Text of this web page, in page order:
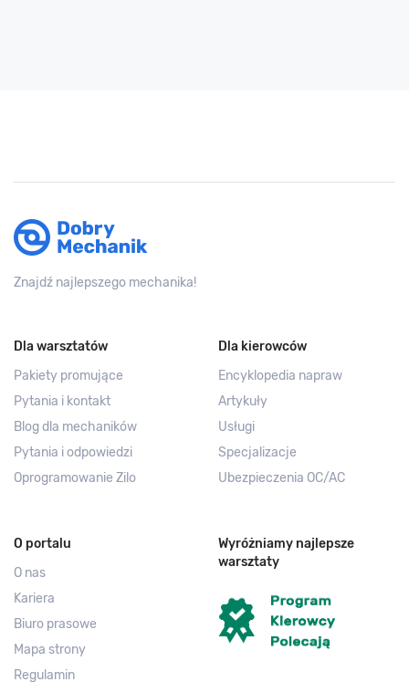
Znajdź najlepszego mechanika!
Dla warsztatów
Pakiety promujące
Pytania i kontakt
Blog dla mechaników
Pytania i odpowiedzi
Oprogramowanie Zilo
Dla kierowców
Encyklopedia napraw
Artykuły
Usługi
Specjalizacje
Ubezpieczenia OC/AC
O portalu
O nas
Kariera
Biuro prasowe
Mapa strony
Regulamin
Wyróżniamy najlepsze
warsztaty